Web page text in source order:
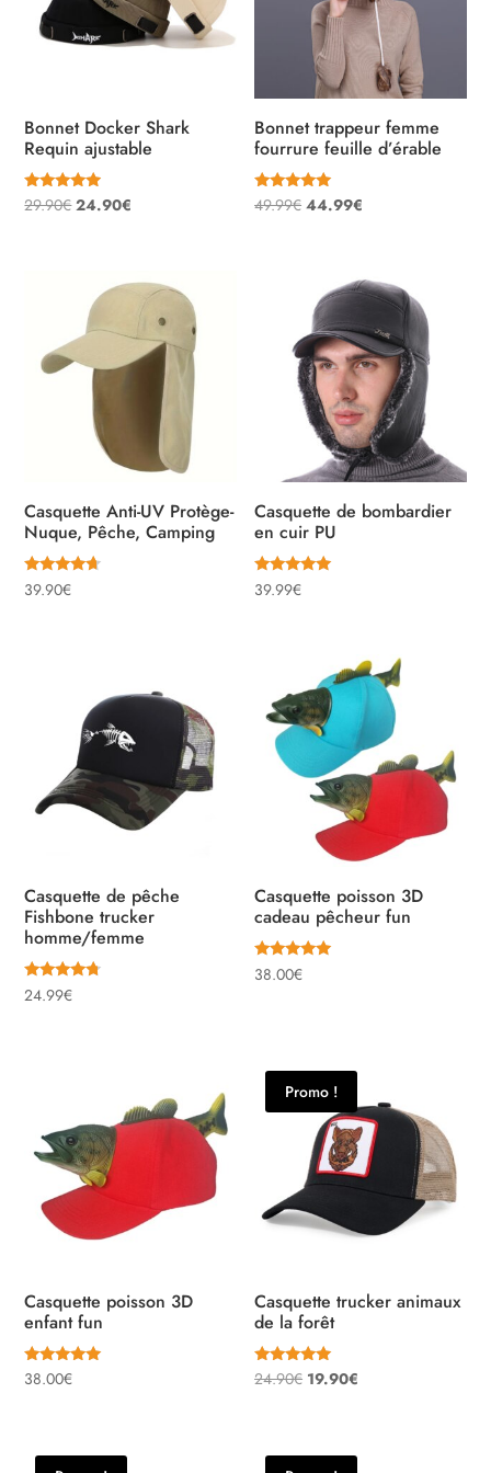
Bonnet Docker Shark
Requin ajustable
Note
4.67
29.90€Le
était :
29.90€.
24.90€
est :
24.90€.
Bonnet trappeur femme
fourrure feuille d’érable
Note
5.00
49.99€ Le
était :
49.99€.
44.99€
est :
44.99€.
Casquette Anti-UV Protège-
Nuque, Pêche, Camping
Note
4.43
39.90€
Casquette de bombardier
en cuir PU
Note
5.00
39.99€
Casquette de pêche
Fishbone trucker
homme/femme
Note
4.53
24.99€
Casquette poisson 3D
cadeau pêcheur fun
Note
5.00
38.00€
Casquette poisson 3D
enfant fun
Note
5.00
38.00€
Promo !
Casquette trucker animaux
de la forêt
Note
5.00
24.90€ Le
19.90€